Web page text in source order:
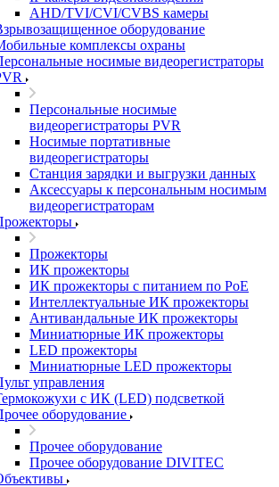
AHD/TVI/CVI/CVBS камеры
оборудование
комплексы охраны
носимые видеорегистраторы
Персональные носимые
видеорегистраторы PVR
Носимые портативные
видеорегистраторы
Станция зарядки и выгрузки данных
Аксессуары к персональным носимым
видеорегистраторам
Прожекторы
ИК прожекторы
ИК прожекторы с питанием по PoE
Интеллектуальные ИК прожекторы
Антивандальные ИК прожекторы
Миниатюрные ИК прожекторы
LED прожекторы
Миниатюрные LED прожекторы
управления
с ИК (LED) подсветкой
оборудование
Прочее оборудование
Прочее оборудование DIVITEC